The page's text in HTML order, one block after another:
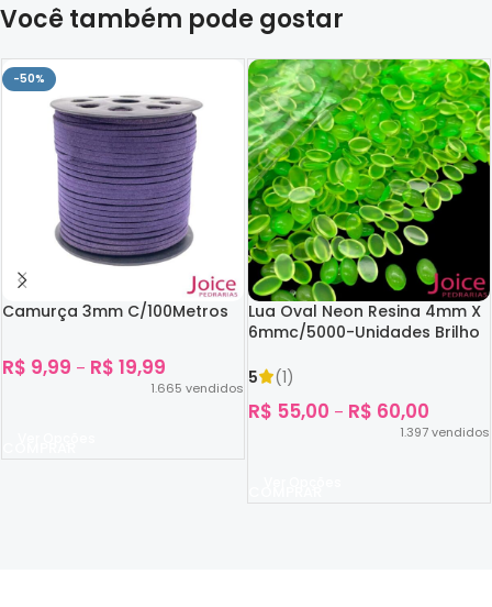
Você também pode gostar
-50%
Camurça 3mm C/100Metros
R$ 9,99 – R$ 19,99
1.665 vendidos
Lua Oval Neon Resina 4mm X
6mmc/5000-Unidades Brilho
5
(1)
R$ 55,00 – R$ 60,00
1.397vendidos